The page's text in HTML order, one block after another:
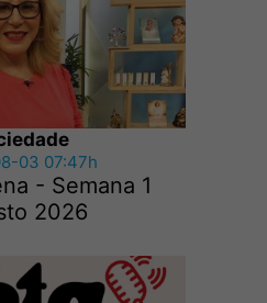
03 07:47h
- Semana 1
2026